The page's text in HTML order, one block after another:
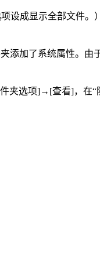
设成显示全部文件
添加了系统属性。由
夹选项]→[查看]，在“